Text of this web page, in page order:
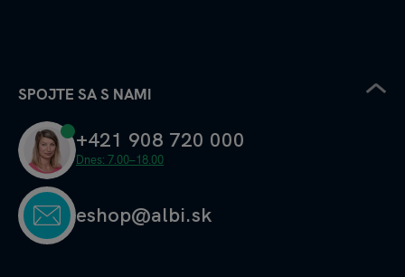
SPOJTE SA S NAMI
+421 908 720 000
Dnes: 7.00–18.00
eshop@albi.sk